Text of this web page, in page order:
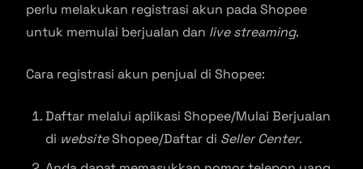
perlu melakukan registrasi akun pada Shopee
untuk memulai berjualan dan live streaming.
Cara registrasi akun penjual di Shopee:
Daftar melalui aplikasi Shopee/Mulai Berjualan
di websiteShopee/Daftar di Seller Center.